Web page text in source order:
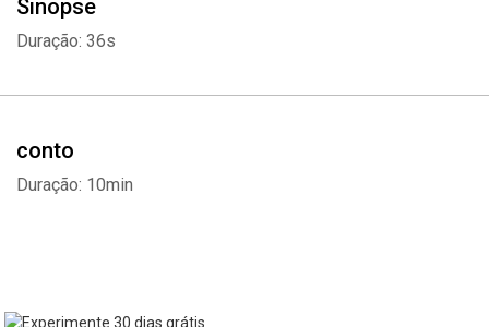
Sinopse
Duração: 36s
conto
Duração: 10min